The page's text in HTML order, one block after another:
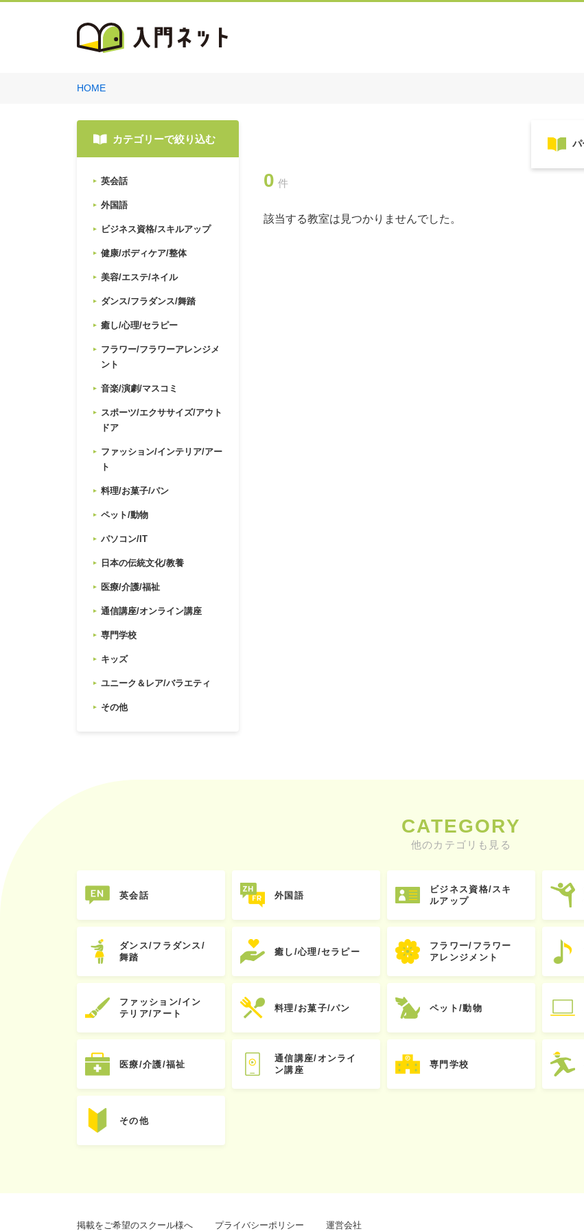
HOME
カテゴリーで絞り込む
英会話
外国語
ビジネス資格/スキルアップ
健康/ボディケア/整体
美容/エステ/ネイル
ダンス/フラダンス/舞踏
癒し/心理/セラピー
フラワー/フラワーアレンジメ
ント
音楽/演劇/マスコミ
スポーツ/エクササイズ/アウト
ドア
ファッション/インテリア/アー
ト
料理/お菓子/パン
ペット/動物
パソコン/IT
日本の伝統文化/教養
医療/介護/福祉
通信講座/オンライン講座
専門学校
キッズ
ユニーク＆レア/バラエティ
その他
0 件
該当する教室は見つかりませんでした。
CATEGORY
他のカテゴリも見る
英会話 外国語
ビジネス資格/スキ
ルアップ
ダンス/フラダンス/
舞踏
癒し/心理/セラピー
フラワー/フラワー
アレンジメント
ファッション/イン
テリア/アート
料理/お菓子/パン ペット/動物
医療/介護/福祉
通信講座/オンライ
ン講座
専門学校
その他
掲載をご希望のスクール様へ プライバシーポリシー 運営会社